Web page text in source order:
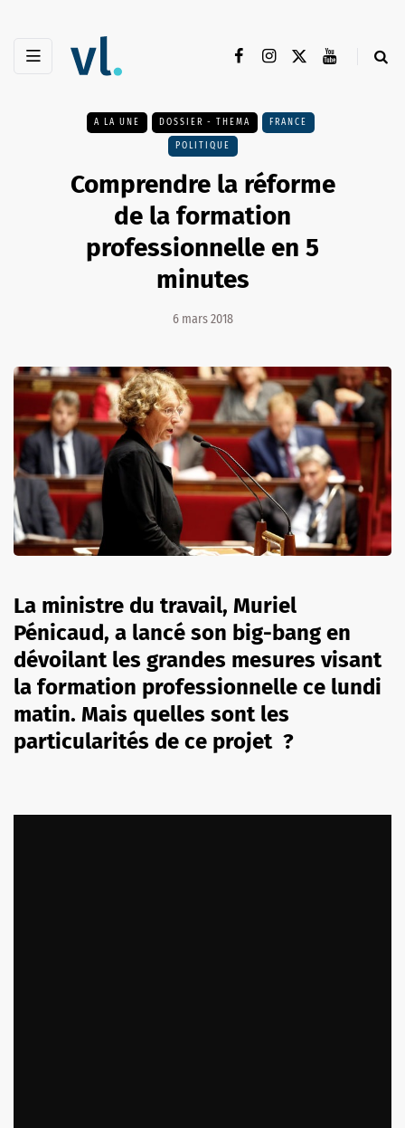
A LA UNE DOSSIER - THEMA FRANCE
POLITIQUE
Comprendre la réforme
de la formation
professionnelle en 5
minutes
6 mars 2018
La ministre du travail, Muriel
Pénicaud, a lancé son big-bang en
dévoilant les grandes mesures visant
la formation professionnelle ce lundi
matin. Mais quelles sont les
particularités de ce projet ?